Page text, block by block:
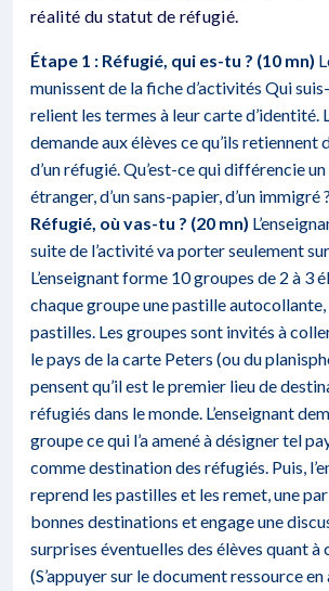
réalité du statut de réfugié.
Étape 1 : Réfugié, qui es-tu ? (10 mn)
munissent de la fiche d’activités Qui
relient les termes à leur carte d’identité.
demande aux élèves ce qu’ils retiennent
d’un réfugié. Qu’est-ce qui différencie un
étranger, d’un sans-papier, d’un immigré ?
Réfugié, où vas-tu ? (20 mn)
suite de l’activité va porter seulement
L’enseignant forme 10 groupes de 2 à 3
chaque groupe une pastille
pastilles. Les groupes sont invités à
le pays de la carte Peters (ou du
pensent qu’il est le premier lieu de
réfugiés dans le monde. L’enseignant
groupe ce qui l’a amené à désigner tel
comme destination des réfugiés. Puis,
reprend les pastilles et les remet, une par
bonnes destinations et engage une
surprises éventuelles des élèves quant à
(S’appuyer sur le document ressource en